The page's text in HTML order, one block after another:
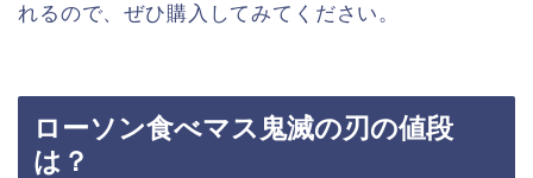
れるので、ぜひ購入してみてください。
ローソン食べマス鬼滅の刃の値段
は？